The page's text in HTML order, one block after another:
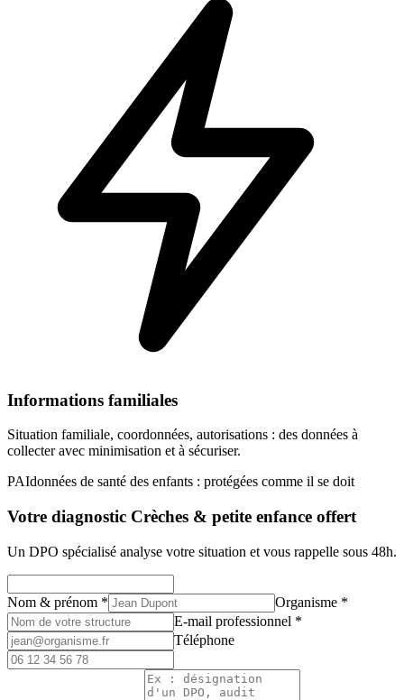
Informations familiales
Situation familiale, coordonnées, autorisations : des données à
collecter avec minimisation et à sécuriser.
PAIdonnées de santé des enfants : protégées comme il se doit
Votre diagnostic Crèches & petite enfance offert
Un DPO spécialisé analyse votre situation et vous rappelle sous 48h.
Nom & prénom * Organisme *
E-mail professionnel *
Téléphone